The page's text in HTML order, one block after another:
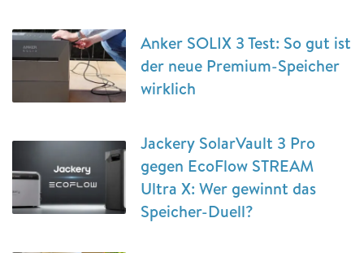
Anker SOLIX 3 Test: So gut ist
der neue Premium-Speicher
wirklich
Jackery SolarVault 3 Pro
gegen EcoFlow STREAM
Ultra X: Wer gewinnt das
Speicher-Duell?